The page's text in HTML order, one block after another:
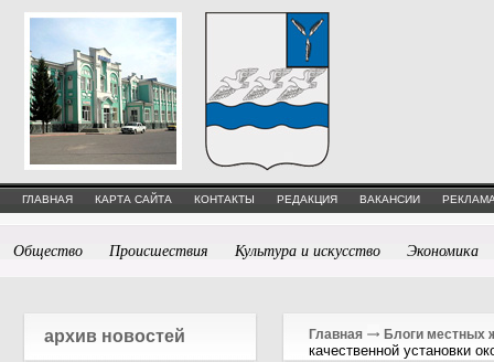
ГЛАВНАЯ КАРТА САЙТА КОНТАКТЫ РЕДАКЦИЯ ВАКАНСИИ
Общество Происшествия Культура и искусство Экономика
архив новостей Главная Блоги местных
качественной установки